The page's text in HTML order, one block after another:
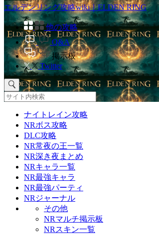
エルデンリング攻略wiki｜ELDEN RING
他の攻略
Q&A
掲示板
Twitter
ナイトレイン攻略
NRボス攻略
DLC攻略
NR常夜の王一覧
NR深き夜まとめ
NRキャラ一覧
NR最強キャラ
NR最強パーティ
NRジャーナル
その他
NRマルチ掲示板
NRスキン一覧